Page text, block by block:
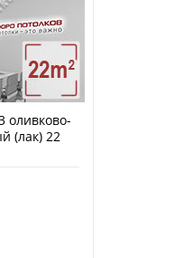
оливково-
(лак) 22